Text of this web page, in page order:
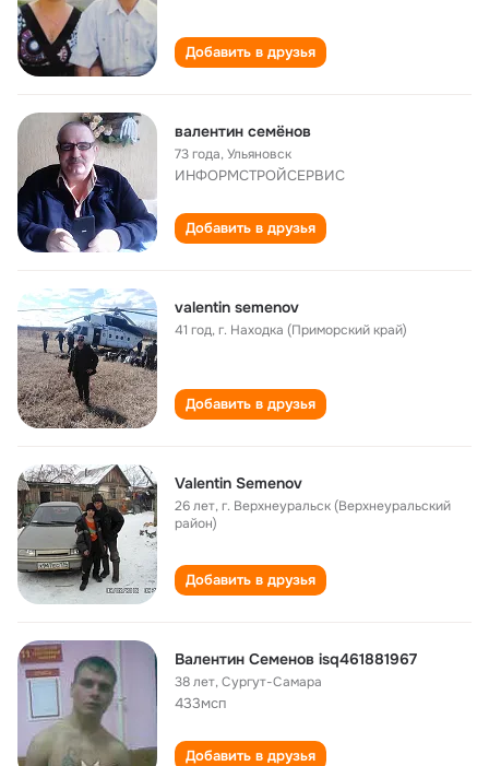
Добавить в друзья
валентин семёнов
73 года,Ульяновск
ИНФОРМСТРОЙСЕРВИС
Добавить в друзья
valentin semenov
41 год,г. Находка (Приморский край)
Добавить в друзья
Valentin Semenov
26 лет,г. Верхнеуральск (Верхнеуральский
район)
Добавить в друзья
Валентин Семенов isq461881967
38 лет,Сургут-Самара
433мсп
Добавить в друзья